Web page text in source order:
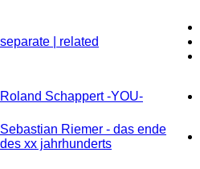
separate | related
Roland Schappert -YOU-
Sebastian Riemer - das ende
des xx jahrhunderts